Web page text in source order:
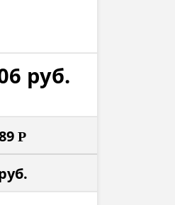
руб.
Р